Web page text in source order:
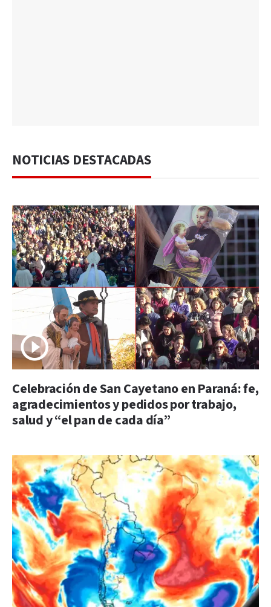
NOTICIAS DESTACADAS
Celebración de San Cayetano en Paraná: fe,
agradecimientos y pedidos por trabajo,
salud y “el pan de cada día”